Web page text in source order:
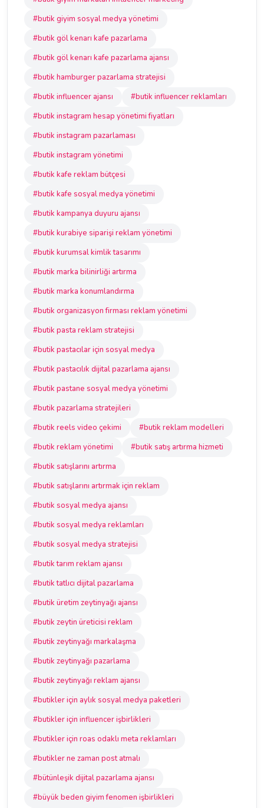
#butik giyim sosyal medya yönetimi
#butik göl kenarı kafe pazarlama
#butik göl kenarı kafe pazarlama ajansı
#butik hamburger pazarlama stratejisi
#butik influencer ajansı
#butik influencer reklamları
#butik instagram hesap yönetimi fiyatları
#butik instagram pazarlaması
#butik instagram yönetimi
#butik kafe reklam bütçesi
#butik kafe sosyal medya yönetimi
#butik kampanya duyuru ajansı
#butik kurabiye siparişi reklam yönetimi
#butik kurumsal kimlik tasarımı
#butik marka bilinirliği artırma
#butik marka konumlandırma
#butik organizasyon firması reklam yönetimi
#butik pasta reklam stratejisi
#butik pastacılar için sosyal medya
#butik pastacılık dijital pazarlama ajansı
#butik pastane sosyal medya yönetimi
#butik pazarlama stratejileri
#butik reels video çekimi
#butik reklam modelleri
#butik reklam yönetimi
#butik satış artırma hizmeti
#butik satışlarını artırma
#butik satışlarını artırmak için reklam
#butik sosyal medya ajansı
#butik sosyal medya reklamları
#butik sosyal medya stratejisi
#butik tarım reklam ajansı
#butik tatlıcı dijital pazarlama
#butik üretim zeytinyağı ajansı
#butik zeytin üreticisi reklam
#butik zeytinyağı markalaşma
#butik zeytinyağı pazarlama
#butik zeytinyağı reklam ajansı
#butikler için aylık sosyal medya paketleri
#butikler için influencer işbirlikleri
#butikler için roas odaklı meta reklamları
#butikler ne zaman post atmalı
#bütünleşik dijital pazarlama ajansı
#büyük beden giyim fenomen işbirlikleri